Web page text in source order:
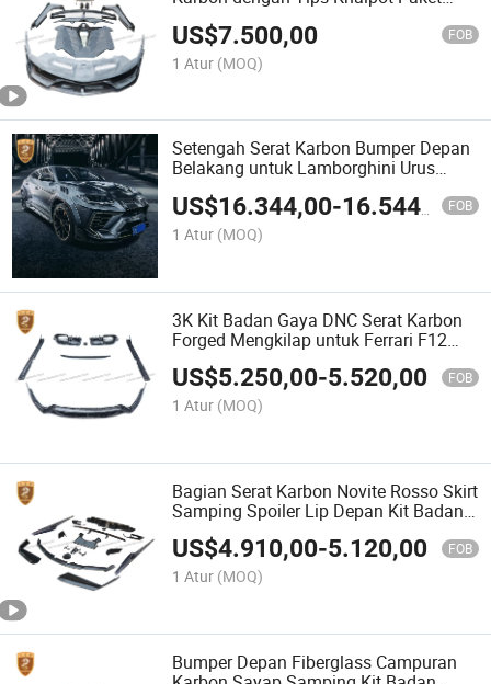
Aventador Cabriolet Lp700 Pasokan
US$7.500,00 FOB
1 Atur (MOQ)
Setengah Serat Karbon Bumper Depan
Belakang untuk Lamborghini Urus
Mansory Wide Bodykit
US$16.344,00-16.544,00 FOB
1 Atur (MOQ)
3K Kit Badan Gaya DNC Serat Karbon
Forged Mengkilap untuk Ferrari F12
Spoiler Bibir Depan Belakang Kit Badan
US$5.250,00-5.520,00 FOB
1 Atur (MOQ)
Bagian Serat Karbon Novite Rosso Skirt
Samping Spoiler Lip Depan Kit Badan
untuk Ferrari 488 Kit Badan Gtb
US$4.910,00-5.120,00 FOB
1 Atur (MOQ)
Bumper Depan Fiberglass Campuran